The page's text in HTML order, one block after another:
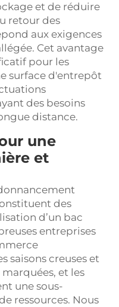
et de réduire
retour des
aux exigences
Cet avantage
pour les
surface d'entrepôt
des besoins
distance.
une
et
des
d’un bac
entreprises
saisons creuses et
et les
une sous-
ressources. Nous